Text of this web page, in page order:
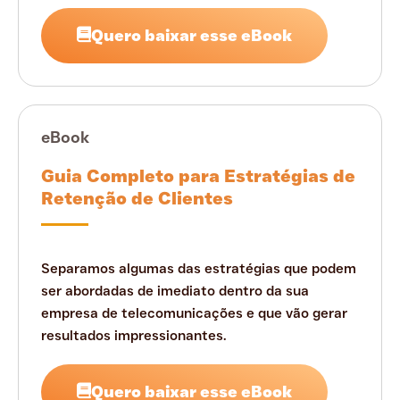
eBook
Guia Completo para Estratégias de
Retenção de Clientes
Separamos algumas das estratégias que podem
ser abordadas de imediato dentro da sua
empresa de telecomunicações e que vão gerar
resultados impressionantes.
Quero baixar esse eBook
Quero baixar esse eBook